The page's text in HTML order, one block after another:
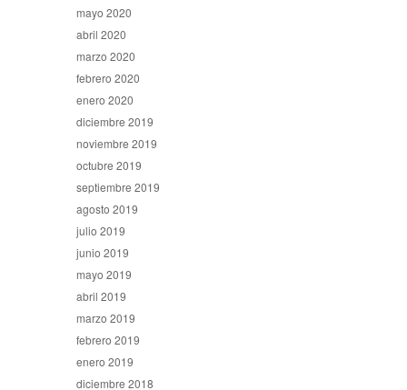
mayo 2020
abril 2020
marzo 2020
febrero 2020
enero 2020
diciembre 2019
noviembre 2019
octubre 2019
septiembre 2019
agosto 2019
julio 2019
junio 2019
mayo 2019
abril 2019
marzo 2019
febrero 2019
enero 2019
diciembre 2018